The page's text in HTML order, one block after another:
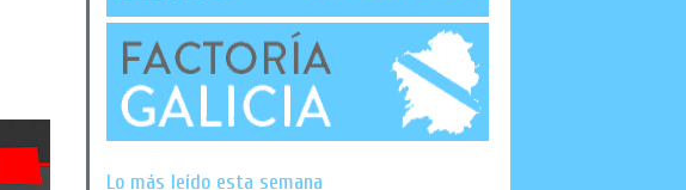
Lo más leído esta semana